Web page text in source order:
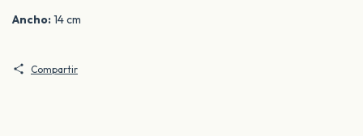
Ancho:14 cm
Compartir